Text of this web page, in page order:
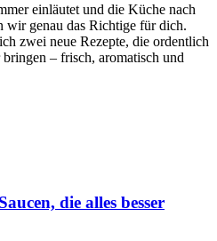
einläutet und die Küche nach
wir genau das Richtige für dich.
zwei neue Rezepte, die ordentlich
– frisch, aromatisch und
die alles besser